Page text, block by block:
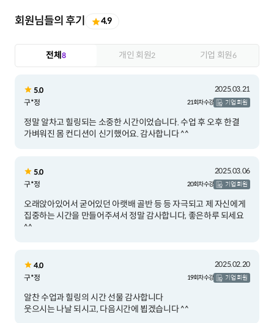
회원님들의 후기 4.9
전체 8 개인 회원2 기업 회원6
5.0
2025.03.21
구*정
21회차 수강 기업 회원
정말 알차고 힐링되는 소중한 시간이었습니다. 수업 후 오후 한결
가벼워진 몸 컨디션이 신기했어요. 감사합니다 ^^
5.0
2025.03.06
구*정
20회차 수강 기업 회원
오래앉아있어서 굳어있던 아랫배 골반 등 등 자극되고 제 자신에게
집중하는 시간을 만들어주셔서 정말 감사합니다, 좋은하루 되세요
^^
4.0
2025.02.20
구*정
19회차 수강 기업 회원
알찬 수업과 힐링의 시간 선물 감사합니다
웃으시는 나날 되시고, 다음시간에 뵙겠습니다 ^^